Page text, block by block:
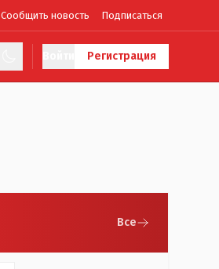
Сообщить новость Подписаться
Регистрация
Все